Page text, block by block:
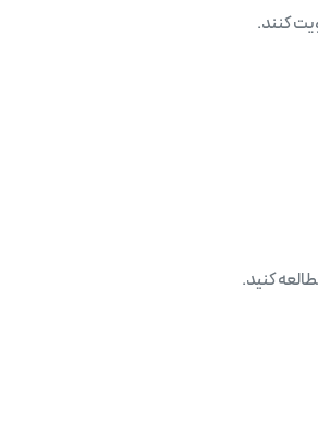
کنند.
کنید.